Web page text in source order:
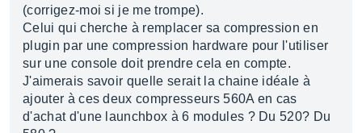
(corrigez-moi si je me trompe).
Celui qui cherche à remplacer sa compression en
plugin par une compression hardware pour l'utiliser
sur une console doit prendre cela en compte.
J'aimerais savoir quelle serait la chaine idéale à
ajouter à ces deux compresseurs 560A en cas
d'achat d'une launchbox à 6 modules ? Du 520? Du